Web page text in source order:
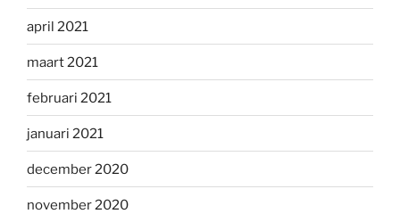
april 2021
maart 2021
februari 2021
januari 2021
december 2020
november 2020